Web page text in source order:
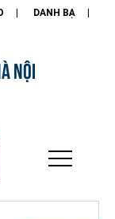
DANH BẠ
NỘI